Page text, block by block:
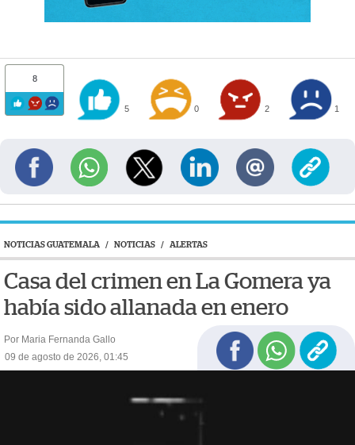
8
5 0 2 1
NOTICIAS GUATEMALA / NOTICIAS / ALERTAS
Casa del crimen en La Gomera ya
había sido allanada en enero
Por Maria Fernanda Gallo
09 de agosto de 2026, 01:45